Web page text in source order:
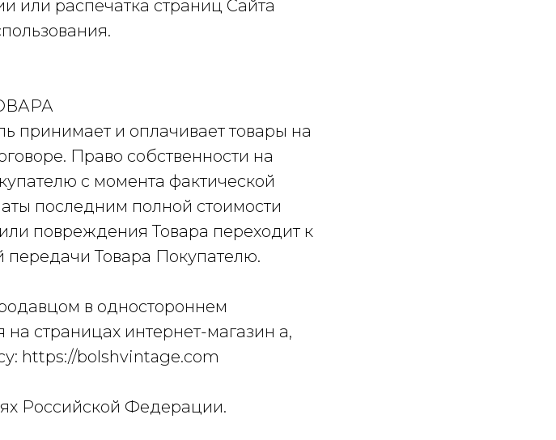
или распечатка страниц Сайта
принимает и оплачивает товары на
Право собственности на
с момента фактической
последним полной стоимости
повреждения Товара переходит к
передачи Товара Покупателю.
в одностороннем
страницах интернет-магазин а,
https://bolshvintage.com
Российской Федерации.